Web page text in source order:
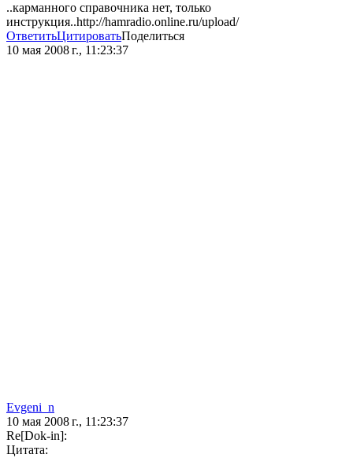
..карманного справочника нет, только
инструкция..http://hamradio.online.ru/upload/
ОтветитьЦитироватьПоделиться
10 мая 2008 г., 11:23:37
Evgeni_n
10 мая 2008 г., 11:23:37
Re[Dok-in]:
Цитата: